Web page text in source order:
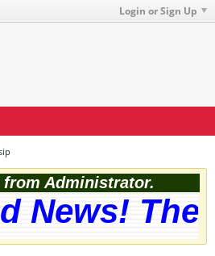
Login or Sign Up
Administrator.
News! The